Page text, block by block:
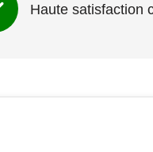
Haute satisfaction